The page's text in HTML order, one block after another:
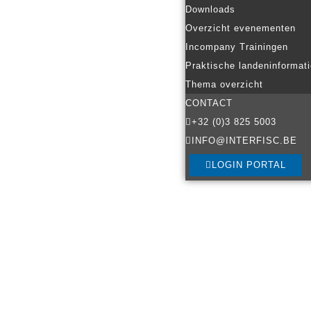
Downloads
Overzicht evenementen
Incompany Trainingen
Praktische
Thema overzicht
CONTACT
+32 (0)3 825 5003
INFO@INTERFISC.BE
LOGIN PORTAL